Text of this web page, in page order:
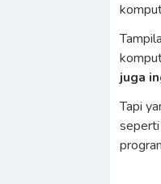
juga
Tapi